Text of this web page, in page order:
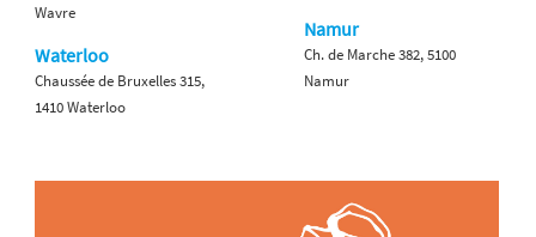
Wavre
Waterloo
Chaussée de Bruxelles 315,
1410 Waterloo
Namur
Ch. de Marche 382, 5100
Namur